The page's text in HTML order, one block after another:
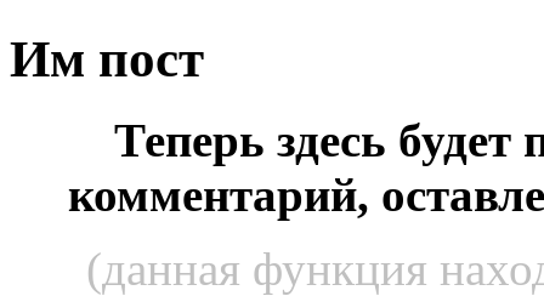
Им пост
Теперь здесь будет
комментарий,
(данная функция